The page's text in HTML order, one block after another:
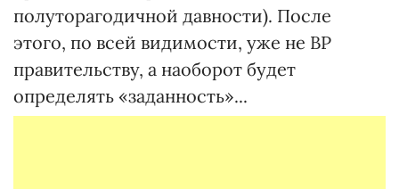
полуторагодичной давности). После
этого, по всей видимости, уже не ВР
правительству, а наоборот будет
определять «заданность»...